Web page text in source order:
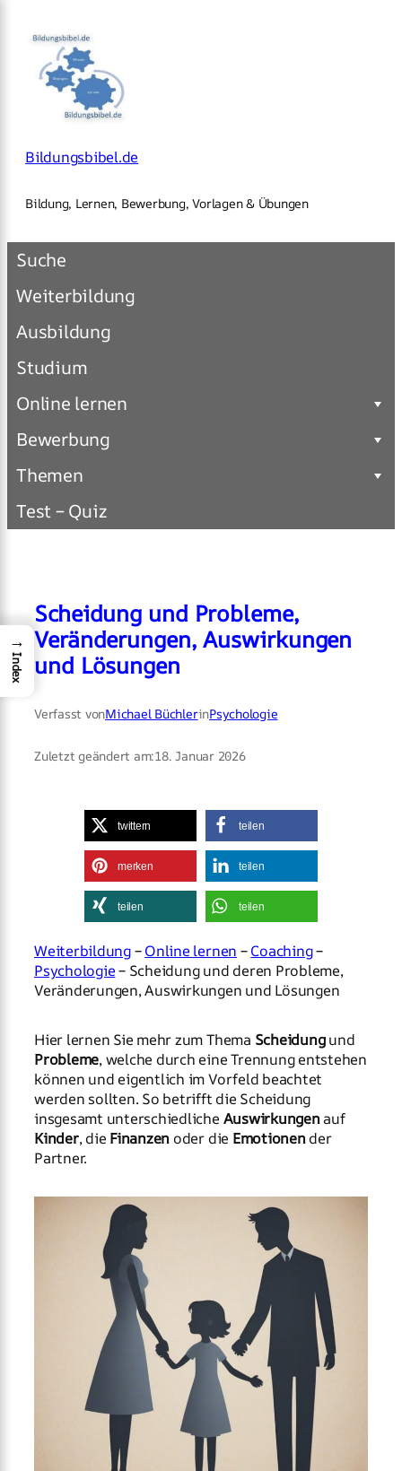
Inhalt
springen
Bildungsbibel.de
Bildung, Lernen, Bewerbung, Vorlagen & Übungen
Suche
Weiterbildung
Ausbildung
Studium
Online lernen
Bewerbung
Themen
Test – Quiz
Scheidung und Probleme,
Veränderungen, Auswirkungen
und Lösungen
Verfasst vonMichael BüchlerinPsychologie
Zuletzt geändert am:18. Januar 2026
twittern teilen
merken teilen
teilen teilen
Weiterbildung–Online lernen –Coaching–
Psychologie– Scheidung und deren Probleme,
Veränderungen, Auswirkungen und Lösungen
Hier lernen Sie mehr zum Thema Scheidungund
Probleme, welche durch eine Trennung entstehen
können und eigentlich im Vorfeld beachtet
werden sollten. So betrifft die Scheidung
insgesamt unterschiedliche Auswirkungenauf
Kinder, die Finanzen oder die Emotionender
Partner.
→
Index